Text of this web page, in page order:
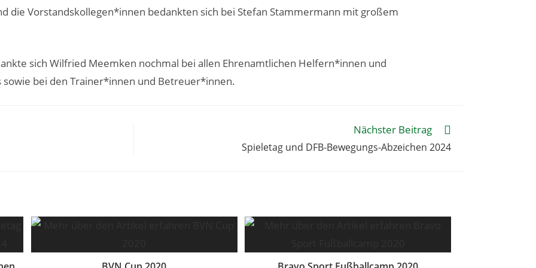
die Vorstandskollegen*innen bedankten sich bei Stefan Stammermann mit großem
sich Wilfried Meemken nochmal bei allen Ehrenamtlichen Helfern*innen und
sowie bei den Trainer*innen und Betreuer*innen.
Nächster Beitrag
Spieletag und DFB-Bewegungs-Abzeichen 2024